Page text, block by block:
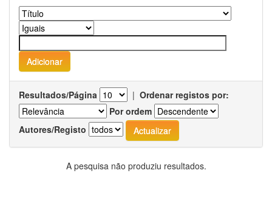
Resultados/Página | Ordenar registos por:
Por ordem
Autores/Registo
A pesquisa não produziu resultados.